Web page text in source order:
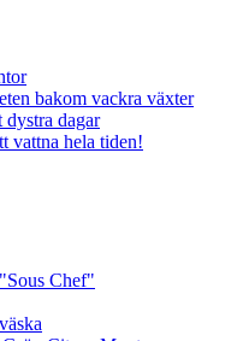
bakom vackra växter
dagar
vattna hela tiden!
Chef"